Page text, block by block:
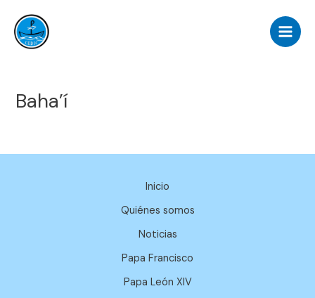
contenido
Main
Baha’í
Inicio
Quiénes somos
Noticias
Papa Francisco
Papa León XIV